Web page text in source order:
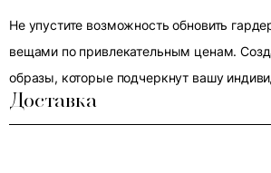
Не упустите возможность обновить
вещами по привлекательным ценам.
образы, которые подчеркнут вашу
Доставка